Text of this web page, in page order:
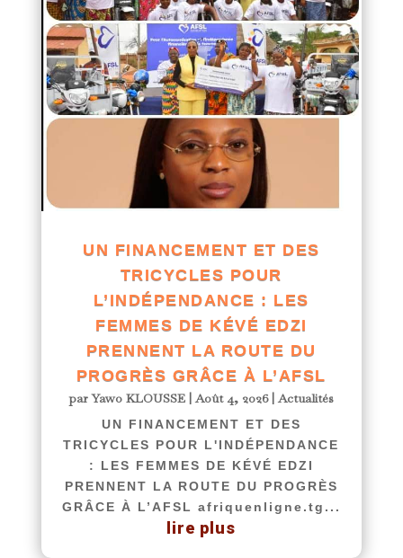
UN FINANCEMENT ET DES
TRICYCLES POUR
L’INDÉPENDANCE : LES
FEMMES DE KÉVÉ EDZI
PRENNENT LA ROUTE DU
PROGRÈS GRÂCE À L’AFSL
parYawo KLOUSSE |Août 4, 2026|Actualités
UN FINANCEMENT ET DES
TRICYCLES POUR L'INDÉPENDANCE
: LES FEMMES DE KÉVÉ EDZI
PRENNENT LA ROUTE DU PROGRÈS
GRÂCE À L’AFSL afriquenligne.tg...
lire plus